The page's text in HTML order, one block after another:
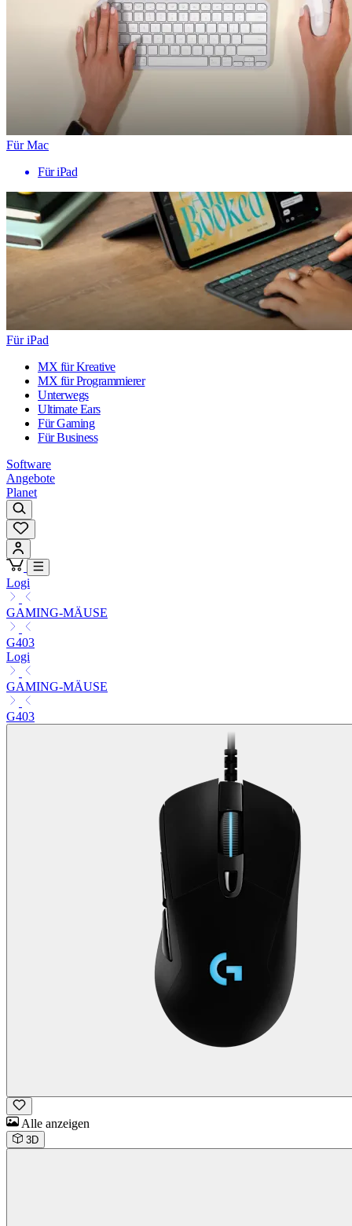
Für Mac
Für iPad
Für iPad
MX für Kreative
MX für Programmierer
Unterwegs
Ultimate Ears
Für Gaming
Für Business
Software
Angebote
Planet
Logi
GAMING-MÄUSE
G403
Logi
GAMING-MÄUSE
G403
Alle anzeigen
3D